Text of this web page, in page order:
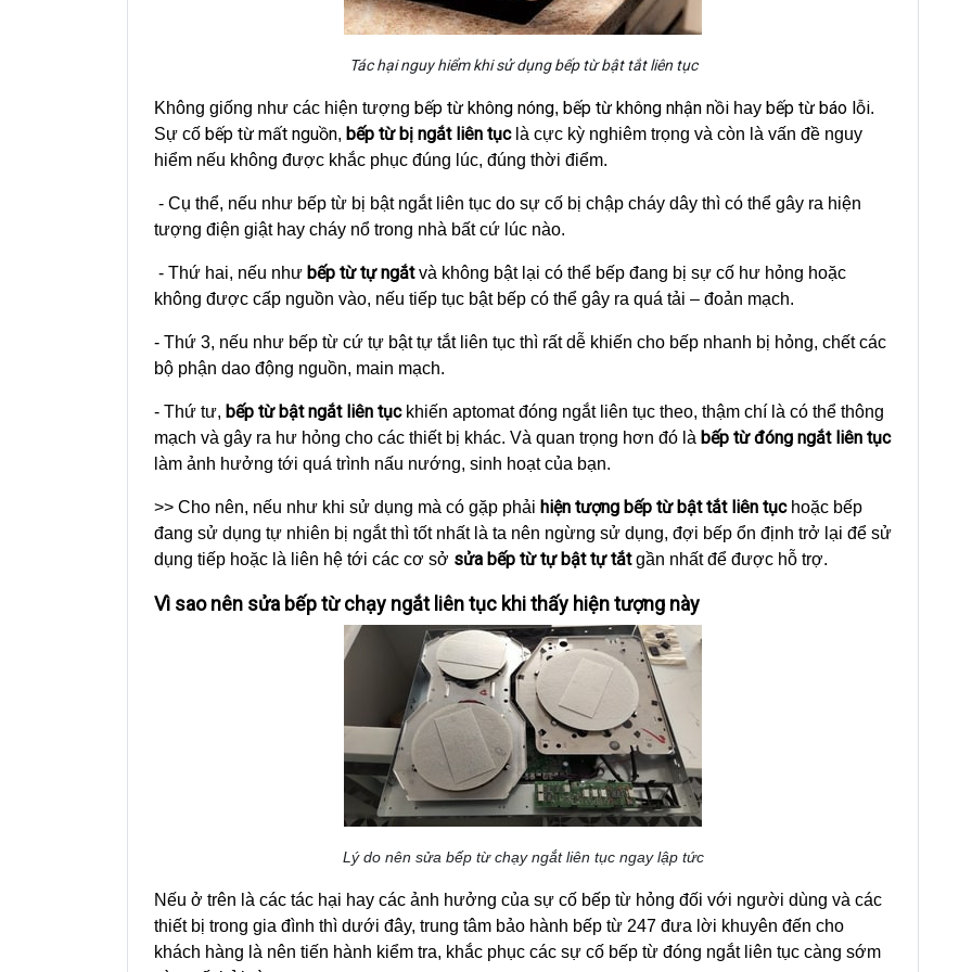
Tác hại nguy hiểm khi sử dụng bếp từ bật tắt liên tục
Không giống như các hiện tượng bếp từ không nóng, bếp từ không nhận nồi hay bếp từ báo lỗi.
Sự cố bếp từ mất nguồn, bếp từ bị ngắt liên tụclà cực kỳ nghiêm trọng và còn là vấn đề nguy
hiểm nếu không được khắc phục đúng lúc, đúng thời điểm.
- Cụ thể, nếu như bếp từ bị bật ngắt liên tục do sự cố bị chập cháy dây thì có thể gây ra hiện
tượng điện giật hay cháy nổ trong nhà bất cứ lúc nào.
- Thứ hai, nếu như bếp từ tự ngắtvà không bật lại có thể bếp đang bị sự cố hư hỏng hoặc
không được cấp nguồn vào, nếu tiếp tục bật bếp có thể gây ra quá tải – đoản mạch.
- Thứ 3, nếu như bếp từ cứ tự bật tự tắt liên tục thì rất dễ khiến cho bếp nhanh bị hỏng, chết các
bộ phận dao động nguồn, main mạch.
- Thứ tư, bếp từ bật ngắt liên tụckhiến aptomat đóng ngắt liên tục theo, thậm chí là có thể thông
mạch và gây ra hư hỏng cho các thiết bị khác. Và quan trọng hơn đó là bếp từ đóng ngắt liên tục
làm ảnh hưởng tới quá trình nấu nướng, sinh hoạt của bạn.
>> Cho nên, nếu như khi sử dụng mà có gặp phải hiện tượng bếp từ bật tắt liên tụchoặc bếp
đang sử dụng tự nhiên bị ngắt thì tốt nhất là ta nên ngừng sử dụng, đợi bếp ổn định trở lại để sử
dụng tiếp hoặc là liên hệ tới các cơ sở sửa bếp từ tự bật tự tắtgần nhất để được hỗ trợ.
Vì sao nên sửa bếp từ chạy ngắt liên tục khi thấy hiện tượng này
Lý do nên sửa bếp từ chạy ngắt liên tục ngay lập tức
Nếu ở trên là các tác hại hay các ảnh hưởng của sự cố bếp từ hỏng đối với người dùng và các
thiết bị trong gia đình thì dưới đây, trung tâm bảo hành bếp từ 247 đưa lời khuyên đến cho
khách hàng là nên tiến hành kiểm tra, khắc phục các sự cố bếp từ đóng ngắt liên tục càng sớm